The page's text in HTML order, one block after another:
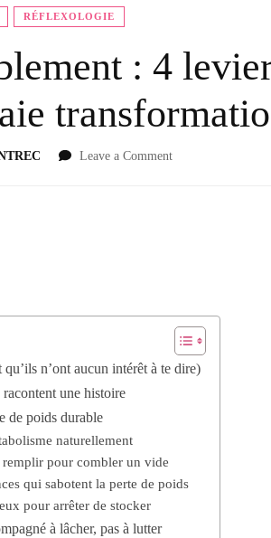
RÉFLEXOLOGIE
: 4
Leave a Comment
n’ont aucun intérêt à te dire)
une histoire
de poids durable
naturellement
pour combler un vide
qui sabotent la perte de poids
pour arrêter de stocker
à lâcher, pas à lutter